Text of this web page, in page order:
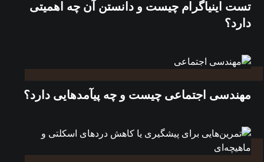
تست اینیاگرام چیست و دانستن آن چه اهمیتی
دارد؟
مهندسی اجتماعی چیست و چه پیآمدهایی دارد؟